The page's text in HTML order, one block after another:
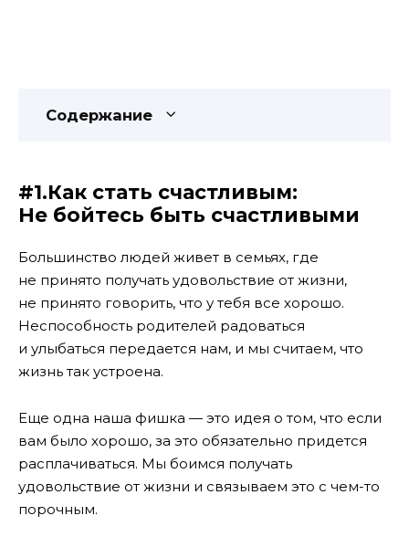
Содержание
#1.Как стать счастливым:
Не бойтесь быть счастливыми
Большинство людей живет в семьях, где
не принято получать удовольствие от жизни,
не принято говорить, что у тебя все хорошо.
Неспособность родителей радоваться
и улыбаться передается нам, и мы считаем, что
жизнь так устроена.
Еще одна наша фишка — это идея о том, что если
вам было хорошо, за это обязательно придется
расплачиваться. Мы боимся получать
удовольствие от жизни и связываем это с чем-то
порочным.